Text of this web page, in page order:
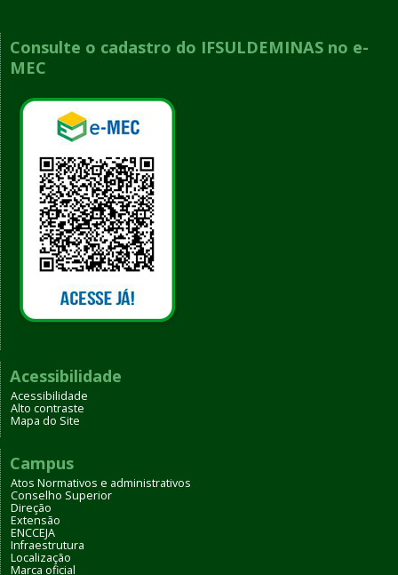
Consulte o cadastro do IFSULDEMINAS no e-
MEC
Acessibilidade
Acessibilidade
Alto contraste
Mapa do Site
Campus
Atos Normativos e administrativos
Conselho Superior
Direção
Extensão
ENCCEJA
Infraestrutura
Localização
Marca oficial